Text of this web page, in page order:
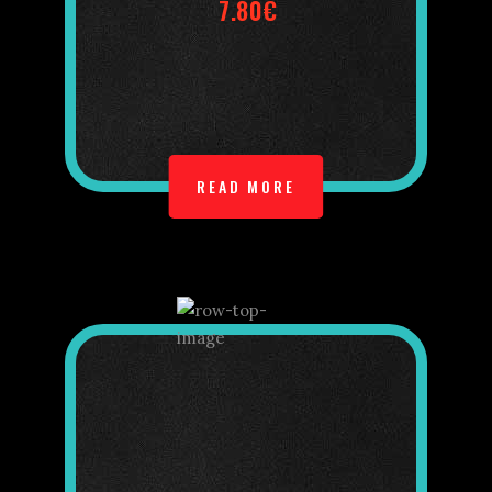
7.80€
READ MORE